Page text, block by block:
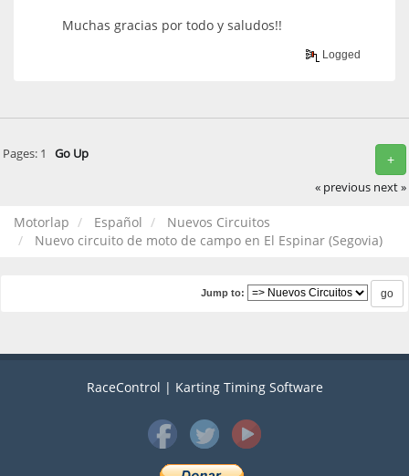
Muchas gracias por todo y saludos!!
Logged
+
Pages: 1 Go Up
« previous next »
Motorlap Español
Nuevos Circuitos
Nuevo circuito de moto de campo en El Espinar (Segovia)
Jump to:
RaceControl | Karting Timing Software